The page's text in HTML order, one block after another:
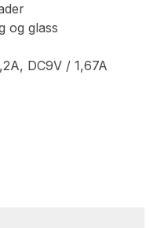
og glass
DC9V / 1,67A